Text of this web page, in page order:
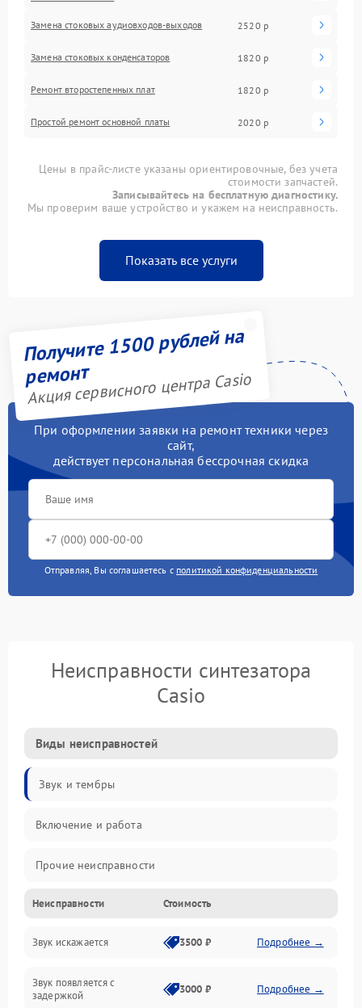
Замена стоковых аудиовходов-выходов 2520 р
Замена стоковых конденсаторов 1820 р
Ремонт второстепенных плат 1820 р
Простой ремонт основной платы 2020 р
Цены в прайс-листе указаны ориентировочные, без учета
стоимости запчастей.
Записывайтесь на бесплатную диагностику.
Мы проверим ваше устройство и укажем на неисправность.
Показать все услуги
Получите 1500 рублей на
ремонт
Акция сервисного центра Casio
При оформлении заявки на ремонт техники через
сайт,
действует персональная бессрочная скидка
Отправляя, Вы соглашаетесь с политикой конфиденциальности
Неисправности синтезатора
Casio
Виды неисправностей
Звук и тембры
Включение и работа
Прочие неисправности
Управление и электроника
Клавиатура
Подключения и интерфейсы
Неисправности Стоимость
Звук искажается 3500 ₽ Подробнее →
Звук появляется с
задержкой
3000 ₽ Подробнее →